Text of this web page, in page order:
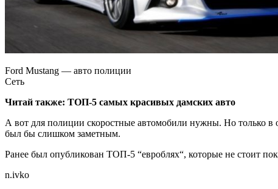
Ford Mustang — авто полиции
Сеть
Читай также: ТОП-5 самых красивых дамских авто
А вот для полиции скоростные автомобили нужны. Но только в
был бы слишком заметным.
Ранее был опубликован ТОП-5 “евроблях“, которые не стоит
n.ivko